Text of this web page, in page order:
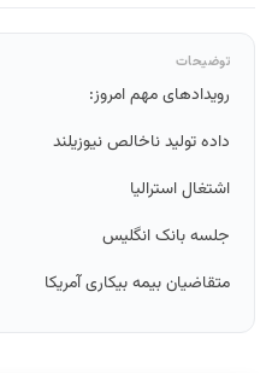
توضیحات
رویدادهای مهم امروز:
داده تولید ناخالص نیوزیلند
اشتغال استرالیا
جلسه بانک انگلیس
متقاضیان بیمه بیکاری آمریکا